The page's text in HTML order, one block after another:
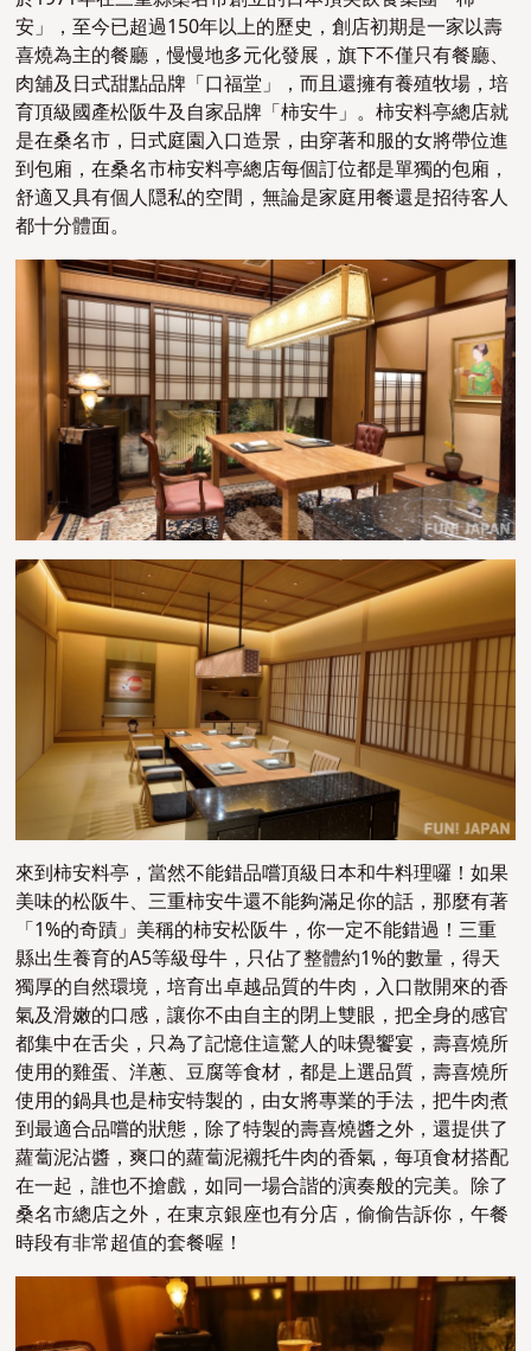
安」，至今已超過150年以上的歷史，創店初期是一家以壽
喜燒為主的餐廳，慢慢地多元化發展，旗下不僅只有餐廳、
肉舖及日式甜點品牌「口福堂」，而且還擁有養殖牧場，培
育頂級國產松阪牛及自家品牌「柿安牛」。柿安料亭總店就
是在桑名市，日式庭園入口造景，由穿著和服的女將帶位進
到包廂，在桑名市柿安料亭總店每個訂位都是單獨的包廂，
舒適又具有個人隠私的空間，無論是家庭用餐還是招待客人
都十分體面。
來到柿安料亭，當然不能錯品嚐頂級日本和牛料理囉！如果
美味的松阪牛、三重柿安牛還不能夠滿足你的話，那麼有著
「1%的奇蹟」美稱的柿安松阪牛，你一定不能錯過！三重
縣出生養育的A5等級母牛，只佔了整體約1%的數量，得天
獨厚的自然環境，培育出卓越品質的牛肉，入口散開來的香
氣及滑嫩的口感，讓你不由自主的閉上雙眼，把全身的感官
都集中在舌尖，只為了記憶住這驚人的味覺饗宴，壽喜燒所
使用的雞蛋、洋蔥、豆腐等食材，都是上選品質，壽喜燒所
使用的鍋具也是柿安特製的，由女將專業的手法，把牛肉煮
到最適合品嚐的狀態，除了特製的壽喜燒醬之外，還提供了
蘿蔔泥沾醬，爽口的蘿蔔泥襯托牛肉的香氣，每項食材搭配
在一起，誰也不搶戲，如同一場合諧的演奏般的完美。除了
桑名市總店之外，在東京銀座也有分店，偷偷告訴你，午餐
時段有非常超值的套餐喔！